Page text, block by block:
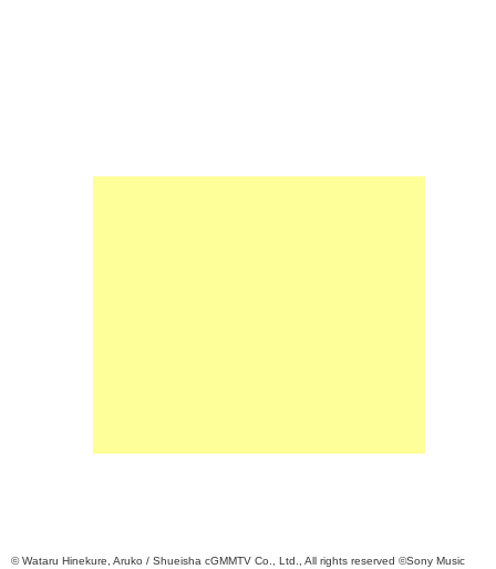
© Wataru Hinekure, Aruko / Shueisha cGMMTV Co., Ltd., All rights reserved ©Sony Music